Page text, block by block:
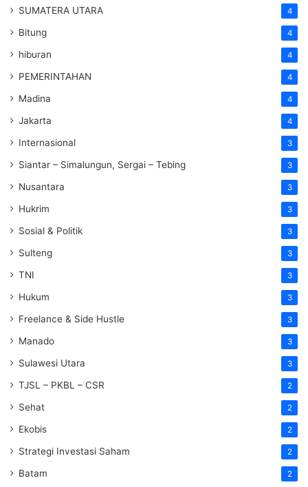
SUMATERA UTARA 4
Bitung 4
hiburan 4
PEMERINTAHAN 4
Madina 4
Jakarta 4
Internasional 3
Siantar – Simalungun, Sergai – Tebing 3
Nusantara 3
Hukrim 3
Sosial & Politik 3
Sulteng 3
TNI 3
Hukum 3
Freelance & Side Hustle 3
Manado 3
Sulawesi Utara 3
TJSL – PKBL – CSR 2
Sehat 2
Ekobis 2
Strategi Investasi Saham 2
Batam 2